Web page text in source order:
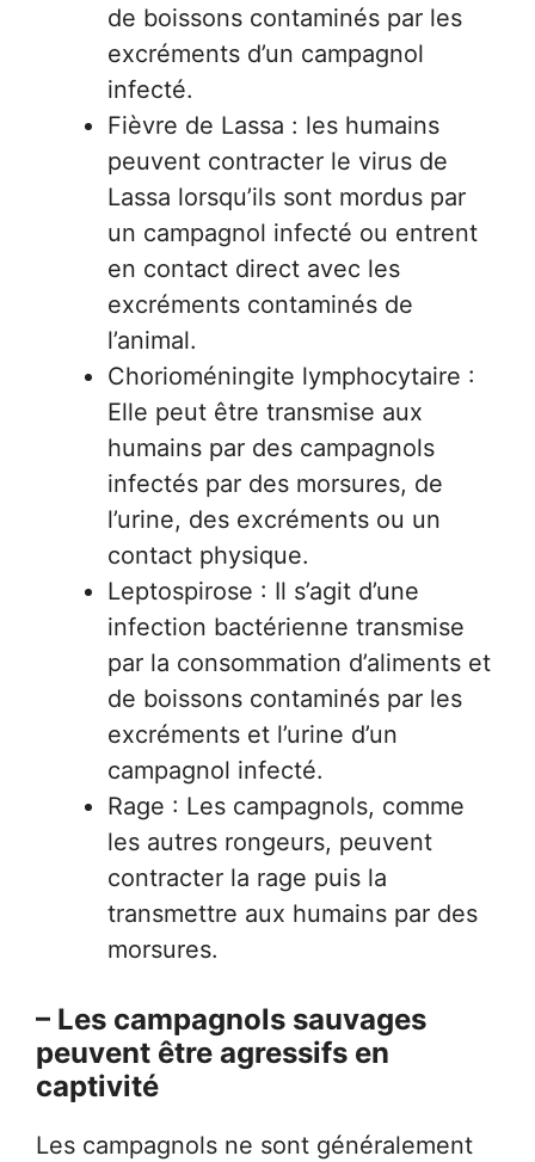
de boissons contaminés par les
excréments d’un campagnol
infecté.
Fièvre de Lassa : les humains
peuvent contracter le virus de
Lassa lorsqu’ils sont mordus par
un campagnol infecté ou entrent
en contact direct avec les
excréments contaminés de
l’animal.
Chorioméningite lymphocytaire :
Elle peut être transmise aux
humains par des campagnols
infectés par des morsures, de
l’urine, des excréments ou un
contact physique.
Leptospirose : Il s’agit d’une
infection bactérienne transmise
par la consommation d’aliments et
de boissons contaminés par les
excréments et l’urine d’un
campagnol infecté.
Rage : Les campagnols, comme
les autres rongeurs, peuvent
contracter la rage puis la
transmettre aux humains par des
morsures.
– Les campagnols sauvages
peuvent être agressifs en
captivité
Les campagnols ne sont généralement